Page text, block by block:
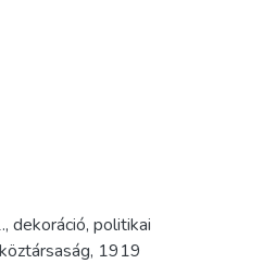
, dekoráció, politikai
, 1919